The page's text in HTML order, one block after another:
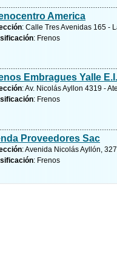
America
: Calle Tres Avenidas 165 -
: Frenos
Embragues Yalle
: Av. Nicolás Ayllon 4319 -
: Frenos
Proveedores Sac
: Avenida Nicolás Ayllón,
: Frenos